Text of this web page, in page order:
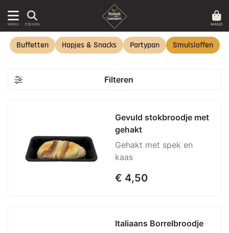
MENU ZOEKEN MAND
Buffetten Hapjes & Snacks Partypan Smulsloffen
Filteren
Gevuld stokbroodje met
gehakt
Gehakt met spek en
kaas
€ 4,50
Italiaans Borrelbroodje